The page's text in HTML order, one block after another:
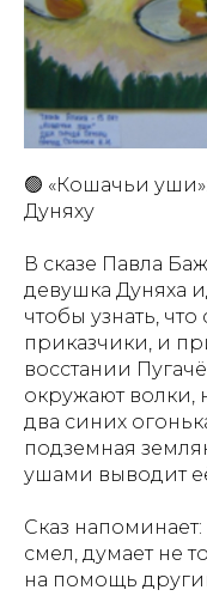
🟢 «Кошачьи
Дуняху
В сказе Павла
девушка Дуняха
чтобы узнать,
приказчики, и
восстании
окружают волки,
два синих
подземная
ушами выводит
Сказ
смел, думает не
на помощь